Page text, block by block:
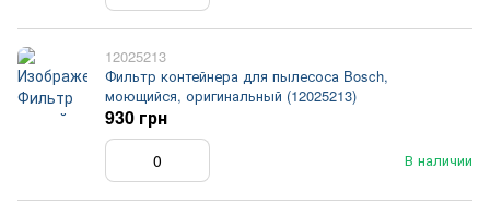
12025213
Фильтр контейнера для пылесоса Bosch,
моющийся, оригинальный (12025213)
В наличии
930 грн